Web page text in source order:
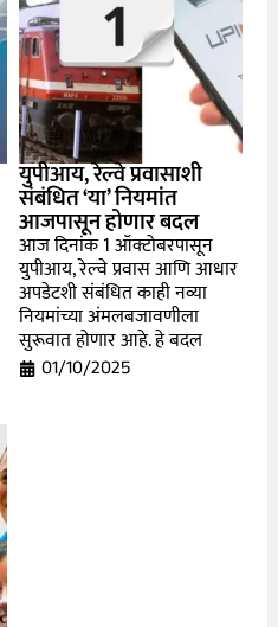
युपीआय, रेल्वे प्रवासाशी
संबंधित ‘या’ नियमांत
आजपासून होणार बदल
आज दिनांक 1 ऑक्टोबरपासून
युपीआय, रेल्वे प्रवास आणि आधार
अपडेटशी संबंधित काही नव्या
नियमांच्या अंमलबजावणीला
सुरूवात होणार आहे. हे बदल
01/10/2025